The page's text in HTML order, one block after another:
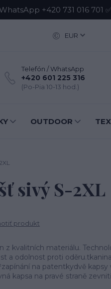
+420 731 016 701 ✅
EUR
Telefón / WhatsApp
+420 601 225 316
(Po-Pia 10-13 hod.)
OUTDOOR
sivý S-2XL
produkt
z kvalitních materiálu.
a odolnost proti
na patentkydvě kapsy
kapsa na pravé straně